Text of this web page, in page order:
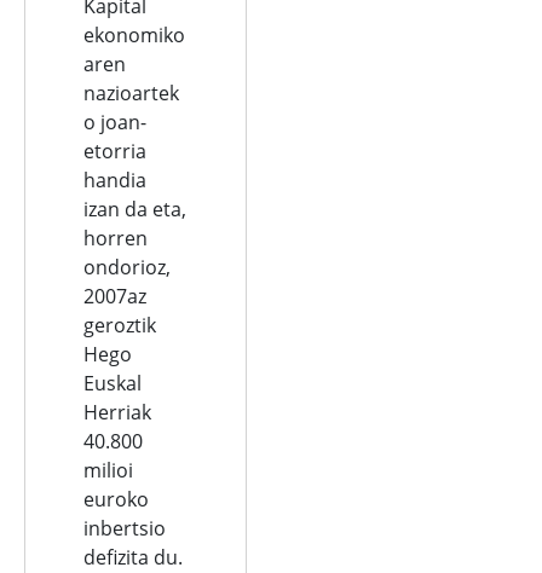
Kapital
ekonomiko
aren
nazioartek
o joan-
etorria
handia
izan da eta,
horren
ondorioz,
2007az
geroztik
Hego
Euskal
Herriak
40.800
milioi
euroko
inbertsio
defizita du.